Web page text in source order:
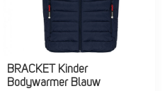
BRACKET Kinder
Bodywarmer Blauw